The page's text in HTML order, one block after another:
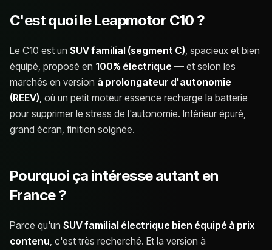
C'est quoi le Leapmotor C10 ?
Le C10 est un SUV familial (segment C), spacieux et bien
équipé, proposé en 100% électrique — et selon les
marchés en version à prolongateur d'autonomie
(REEV), où un petit moteur essence recharge la batterie
pour supprimer le stress de l'autonomie. Intérieur épuré,
grand écran, finition soignée.
Pourquoi ça intéresse autant en
France ?
Parce qu'un SUV familial électrique bien équipé à prix
contenu, c'est très recherché. Et la version à